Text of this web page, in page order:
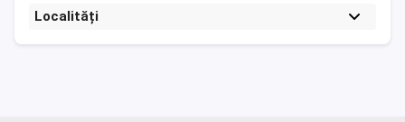
Localități